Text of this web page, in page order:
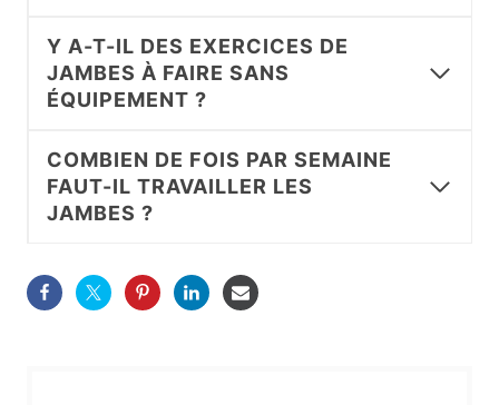
Y A-T-IL DES EXERCICES DE
JAMBES À FAIRE SANS
ÉQUIPEMENT ?
COMBIEN DE FOIS PAR SEMAINE
FAUT-IL TRAVAILLER LES
JAMBES ?